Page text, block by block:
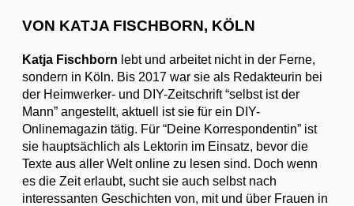
VON KATJA FISCHBORN, KÖLN
Katja Fischborn lebt und arbeitet nicht in der Ferne,
sondern in Köln. Bis 2017 war sie als Redakteurin bei
der Heimwerker- und DIY-Zeitschrift “selbst ist der
Mann” angestellt, aktuell ist sie für ein DIY-
Onlinemagazin tätig. Für “Deine Korrespondentin” ist
sie hauptsächlich als Lektorin im Einsatz, bevor die
Texte aus aller Welt online zu lesen sind. Doch wenn
es die Zeit erlaubt, sucht sie auch selbst nach
interessanten Geschichten von, mit und über Frauen in